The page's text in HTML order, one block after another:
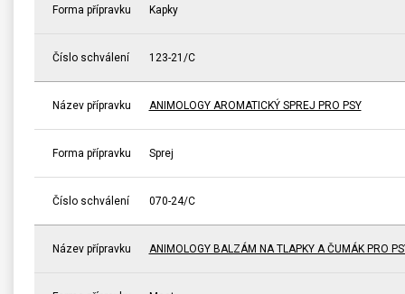
Forma přípravku Kapky
Číslo schválení 123-21/C
Název přípravku ANIMOLOGY AROMATICKÝ SPREJ PRO PSY
Forma přípravku Sprej
Číslo schválení 070-24/C
Název přípravku ANIMOLOGY BALZÁM NA TLAPKY A ČUMÁK PRO